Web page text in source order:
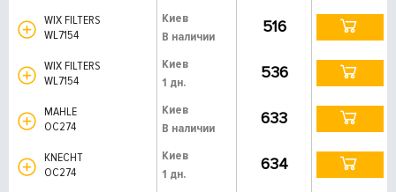
WIX FILTERS
WL7154
Киев
В наличии
516
WIX FILTERS
WL7154
Киев
1 дн.
536
MAHLE
OC274
Киев
В наличии
633
KNECHT
OC274
Киев
1 дн.
634